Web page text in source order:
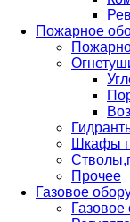
Пожарное
Шкафы
Прочее
Газовое